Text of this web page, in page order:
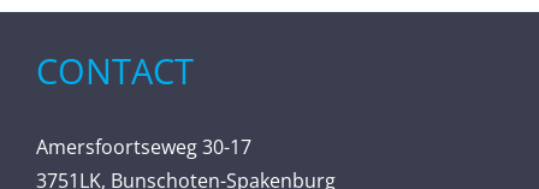
CONTACT
Amersfoortseweg 30-17
3751LK, Bunschoten-Spakenburg